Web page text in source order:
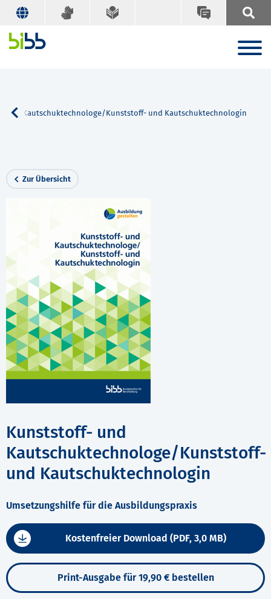
und Kautschuktechnologe/Kunststoff- und Kautschuktechnologin
Zur Übersicht
Kunststoff- und
Kautschuktechnologe/Kunststoff-
und Kautschuktechnologin
Umsetzungshilfe für die Ausbildungspraxis
Kostenfreier Download (PDF, 3,0 MB)
Print-Ausgabe für 19,90 € bestellen